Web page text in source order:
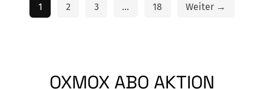
1 2 3 … 18 Weiter →
OXMOX ABO AKTION